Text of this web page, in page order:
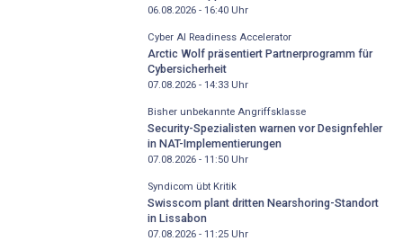
06.08.2026 - 16:40Uhr
Cyber AI Readiness Accelerator
Arctic Wolf präsentiert Partnerprogramm für
Cybersicherheit
07.08.2026 - 14:33Uhr
Bisher unbekannte Angriffsklasse
Security-Spezialisten warnen vor Designfehler
in NAT-Implementierungen
07.08.2026 - 11:50Uhr
Syndicom übt Kritik
Swisscom plant dritten Nearshoring-Standort
in Lissabon
07.08.2026 - 11:25Uhr